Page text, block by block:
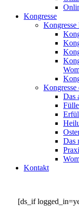
Kongresse
Kongresse
Kongresse
Das
Das
Kontakt
[ds_if